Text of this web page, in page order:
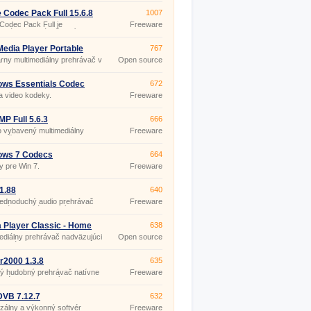
prehrávač podporuje
audio aj video súborov
AVI, RealMedia, DVD,
Codec Pack Full 15.6.8
Pack Full je
prehrávač, balík
v akomkoľvek formáte.
1007
Freeware
Player Portable
multimediálny prehrávač v
767
Open source
Essentials Codec
video kodeky.
672
Freeware
Full 5.6.3
vybavený multimediálny
666
Freeware
7 Codecs
pre Win 7.
664
Freeware
audio prehrávač
prehrávať celý obsah
640
Freeware
Player Classic - Home
1.7.4prehrávač nadväzujúci
Media Player Classic.
638
Open source
1.3.8
hudobný prehrávač natívne
rad zvukových
Ogg Vorbis, FLAC/Ogg
WAV, AIFF, AU,
635
Freeware
7.12.7
a výkonný softvér
632
Freeware